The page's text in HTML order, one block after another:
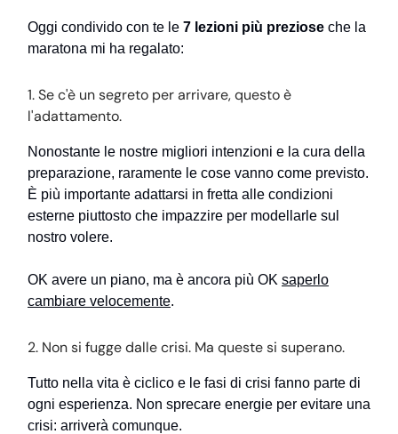
Oggi condivido con te le 7 lezioni più preziose che la
maratona mi ha regalato:
1. Se c'è un segreto per arrivare, questo è
l'adattamento.
Nonostante le nostre migliori intenzioni e la cura della
preparazione, raramente le cose vanno come previsto.
È più importante adattarsi in fretta alle condizioni
esterne piuttosto che impazzire per modellarle sul
nostro volere.
OK avere un piano, ma è ancora più OK saperlo
cambiare velocemente.
2. Non si fugge dalle crisi. Ma queste si superano.
Tutto nella vita è ciclico e le fasi di crisi fanno parte di
ogni esperienza. Non sprecare energie per evitare una
crisi: arriverà comunque.